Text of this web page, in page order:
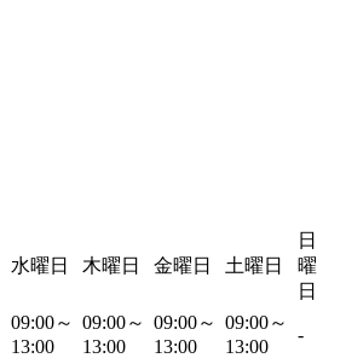
水曜日 木曜日 金曜日 土曜日
日
曜
日
09:00～
13:00
09:00～
13:00
09:00～
13:00
09:00～
13:00
-